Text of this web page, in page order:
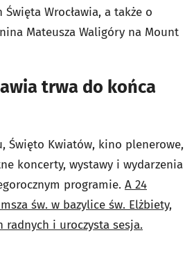
Wrocławia, a także o
Mateusza Waligóry na Mount
trwa do końca
Święto Kwiatów, kino plenerowe,
koncerty, wystawy i wydarzenia
programie. A 24
św. w bazylice św. Elżbiety,
radnych i uroczysta sesja.